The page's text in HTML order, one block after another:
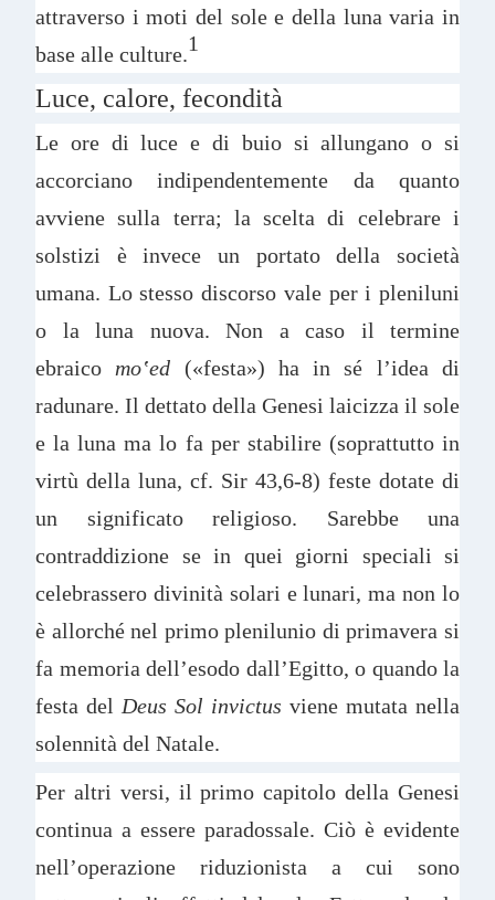
attraverso i moti del sole e della luna varia in
base alle culture.1
Luce, calore, fecondità
Le ore di luce e di buio si allungano o si
accorciano indipendentemente da quanto
avviene sulla terra; la scelta di celebrare i
solstizi è invece un portato della società
umana. Lo stesso discorso vale per i pleniluni
o la luna nuova. Non a caso il termine
ebraico mo‛ed («festa») ha in sé l’idea di
radunare. Il dettato della Genesi laicizza il sole
e la luna ma lo fa per stabilire (soprattutto in
virtù della luna, cf. Sir 43,6-8) feste dotate di
un significato religioso. Sarebbe una
contraddizione se in quei giorni speciali si
celebrassero divinità solari e lunari, ma non lo
è allorché nel primo plenilunio di primavera si
fa memoria dell’esodo dall’Egitto, o quando la
festa del Deus Sol invictus viene mutata nella
solennità del Natale.
Per altri versi, il primo capitolo della Genesi
continua a essere paradossale. Ciò è evidente
nell’operazione riduzionista a cui sono